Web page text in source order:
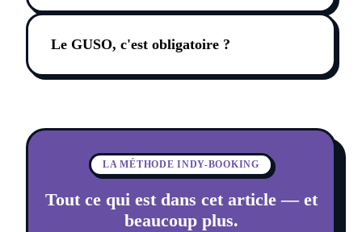
Le GUSO, c'est obligatoire ?
LA MÉTHODE INDY-BOOKING
Tout ce qui est dans cet article — et
beaucoup plus.